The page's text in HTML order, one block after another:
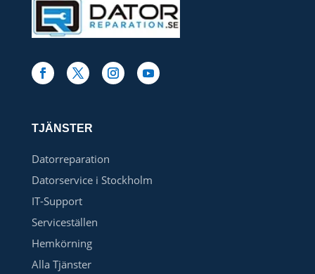
TJÄNSTER
Datorreparation
Datorservice i Stockholm
IT-Support
Serviceställen
Hemkörning
Alla Tjänster